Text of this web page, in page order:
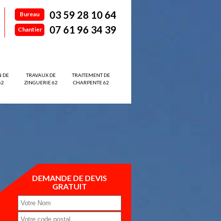
Bureau 03 59 28 10 64
Chantier 07 61 96 34 39
DE
TRAVAUX DE
ZINGUERIE 62
TRAITEMENT DE
CHARPENTE 62
DEMANDE DE DEVIS
GRATUIT